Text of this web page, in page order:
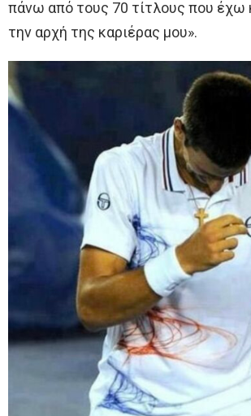
πάνω από τους 70 τίτλους που έχω
την αρχή της καριέρας μου».